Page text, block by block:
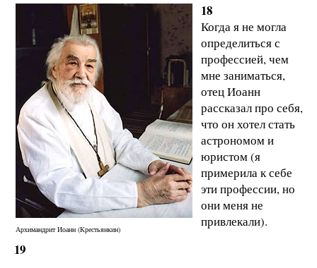
Архимандрит Иоанн (Крестьянкин)
18
Когда я не могла
определиться с
профессией, чем
мне заниматься,
отец Иоанн
рассказал про себя,
что он хотел стать
астрономом и
юристом (я
примерила к себе
эти профессии, но
они меня не
привлекали).
19